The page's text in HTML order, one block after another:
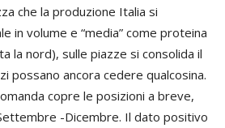
che la produzione Italia si
in volume e “media” come proteina
la nord), sulle piazze si consolida il
possano ancora cedere qualcosina.
copre le posizioni a breve,
-Dicembre. Il dato positivo